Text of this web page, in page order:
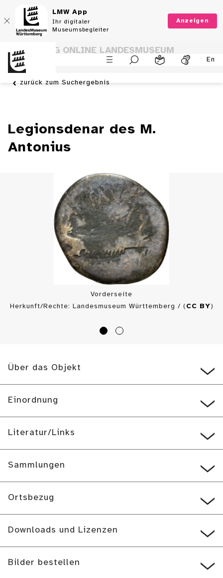
LMW App
Ihr digitaler
Museumsbegleiter
Anzeigen
En
SAMMLUNG ONLINE LANDESMUSEUM
WÜRTTEMBERG
zurück zum Suchergebnis
Legionsdenar des M.
Antonius
Vorderseite
Herkunft/Rechte: Landesmuseum Württemberg / ( CC BY)
Über das Objekt
Einordnung
Literatur/Links
Sammlungen
Ortsbezug
Downloads und Lizenzen
Bilder bestellen